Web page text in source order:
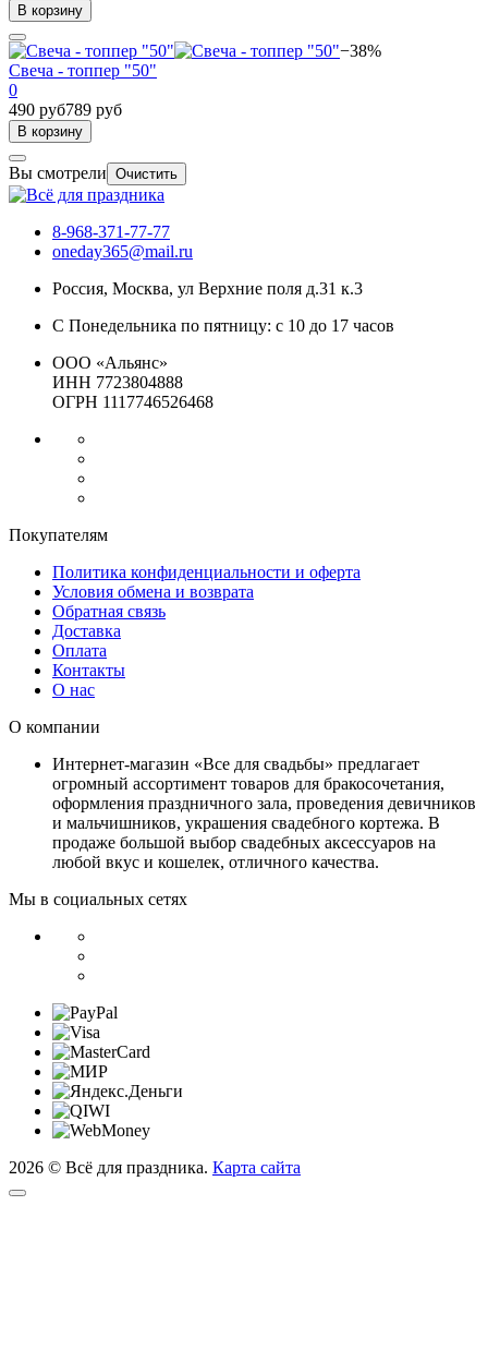
В корзину
−38%
Свеча - топпер "50"
0
490 руб789 руб
В корзину
Вы смотрели Очистить
8-968-371-77-77
oneday365@mail.ru
Россия, Москва, ул Верхние поля д.31 к.3
С Понедельника по пятницу: с 10 до 17 часов
ООО «Альянс»
ИНН 7723804888
ОГРН 1117746526468
Покупателям
Политика конфиденциальности и оферта
Условия обмена и возврата
Обратная связь
Доставка
Оплата
Контакты
О нас
О компании
Интернет-магазин «Все для свадьбы» предлагает
огромный ассортимент товаров для бракосочетания,
оформления праздничного зала, проведения девичников
и мальчишников, украшения свадебного кортежа. В
продаже большой выбор свадебных аксессуаров на
любой вкус и кошелек, отличного качества.
Мы в социальных сетях
2026 © Всё для праздника. Карта сайта